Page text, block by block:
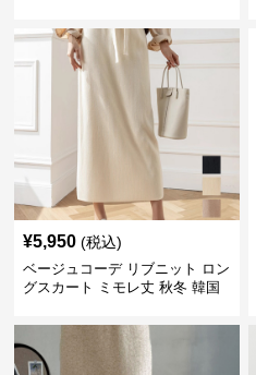
¥5,950 (税込)
ベージュコーデ リブニット ロン
グスカート ミモレ丈 秋冬 韓国